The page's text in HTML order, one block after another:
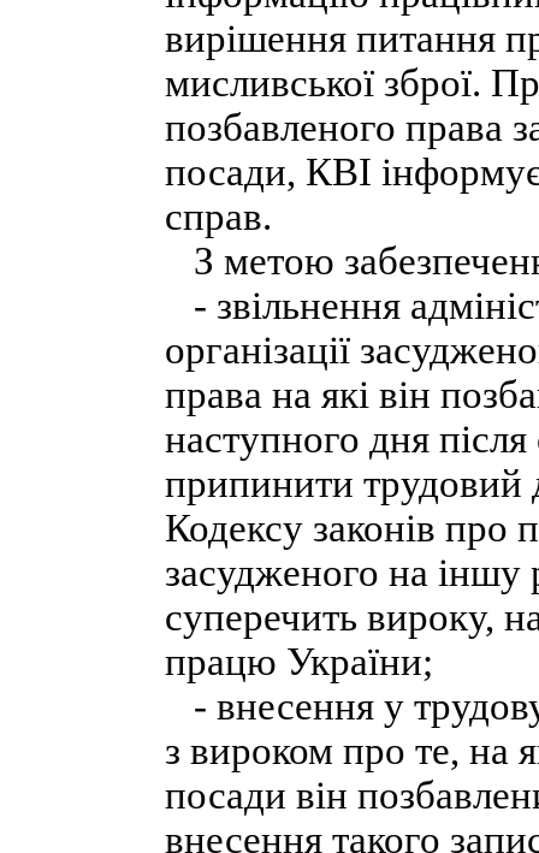
вирішення питання
мисливської зброї.
позбавленого права
посади, КВІ
справ.
З метою
- звільнення
організації
права на які він
наступного дня
припинити трудовий
Кодексу законів про
засудженого на іншу
суперечить вироку,
працю України;
- внесення у
з вироком про те, на
посади він
внесення такого